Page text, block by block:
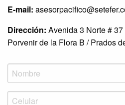
E-mail:
Dirección: Avenida 3 Norte #
Porvenir de la Flora B / Prados